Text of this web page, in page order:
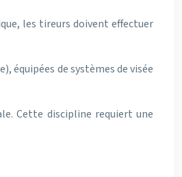
les tireurs doivent effectuer
équipées de systèmes de visée
Cette discipline requiert une